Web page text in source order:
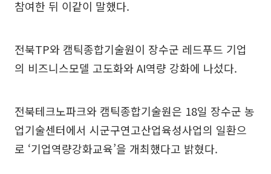
참여한 뒤 이같이 말했다.
전북TP와 캠틱종합기술원이 장수군 레드푸드 기업
의 비즈니스모델 고도화와 AI역량 강화에 나섰다.
전북테크노파크와 캠틱종합기술원은 18일 장수군 농
업기술센터에서 시군구연고산업육성사업의 일환으
로 ‘기업역량강화교육’을 개최했다고 밝혔다.